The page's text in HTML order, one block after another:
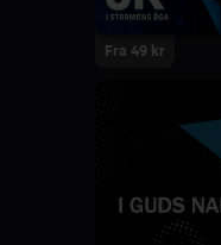
Fra 49 kr